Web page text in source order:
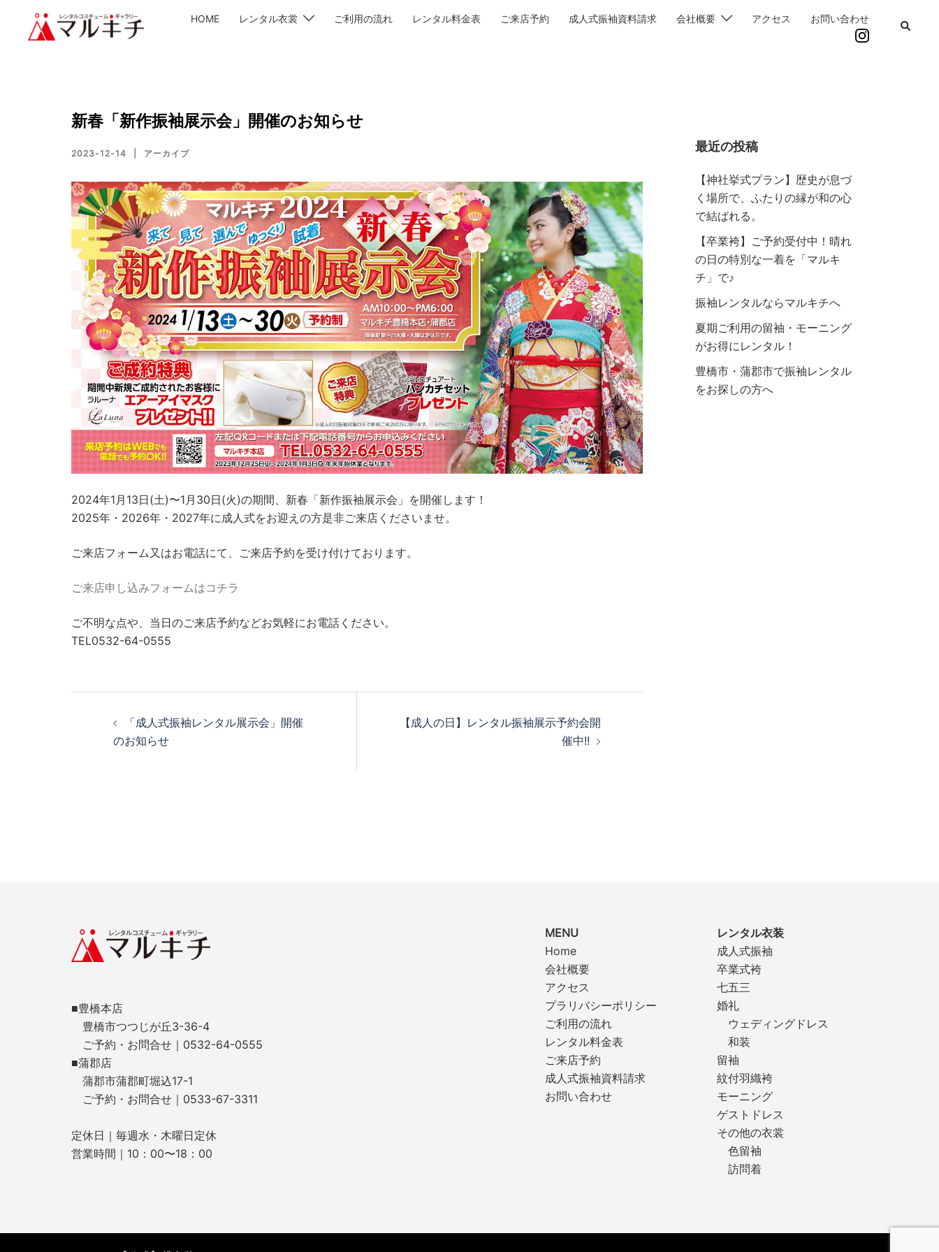
HOME レンタル衣裳 ご利用の流れ レンタル料金表 ご来店予約 成人式振袖資料請求 会社概要 アクセス お問い合わせ
新春「新作振袖展示会」開催のお知らせ
2023-12-14 アーカイブ
2024年1月13日(土)〜1月30日(火)の期間、新春「新作振袖展示会」を開催します！
2025年・2026年・2027年に成人式をお迎えの方是非ご来店くださいませ。
ご来店フォーム又はお電話にて、ご来店予約を受け付けております。
ご来店申し込みフォームはコチラ
ご不明な点や、当日のご来店予約などお気軽にお電話ください。
TEL0532-64-0555
「成人式振袖レンタル展示会」開催
のお知らせ
【成人の日】レンタル振袖展示予約会開
催中!!
最近の投稿
【神社挙式プラン】歴史が息づ
く場所で、ふたりの縁が和の心
で結ばれる。
【卒業袴】ご予約受付中！晴れ
の日の特別な一着を「マルキ
チ」で♪
振袖レンタルならマルキチへ
夏期ご利用の留袖・モーニング
がお得にレンタル！
豊橋市・蒲郡市で振袖レンタル
をお探しの方へ
■豊橋本店
豊橋市つつじが丘3-36-4
ご予約・お問合せ｜0532-64-0555
■蒲郡店
蒲郡市蒲郡町堀込17-1
ご予約・お問合せ｜0533-67-3311
定休日｜毎週水・木曜日定休
営業時間｜10：00〜18：00
MENU
Home
会社概要
アクセス
プラリバシーポリシー
ご利用の流れ
レンタル料金表
ご来店予約
成人式振袖資料請求
お問い合わせ
レンタル衣装
成人式振袖
卒業式袴
七五三
婚礼
ウェディングドレス
和装
留袖
紋付羽織袴
モーニング
ゲストドレス
その他の衣裳
色留袖
訪問着